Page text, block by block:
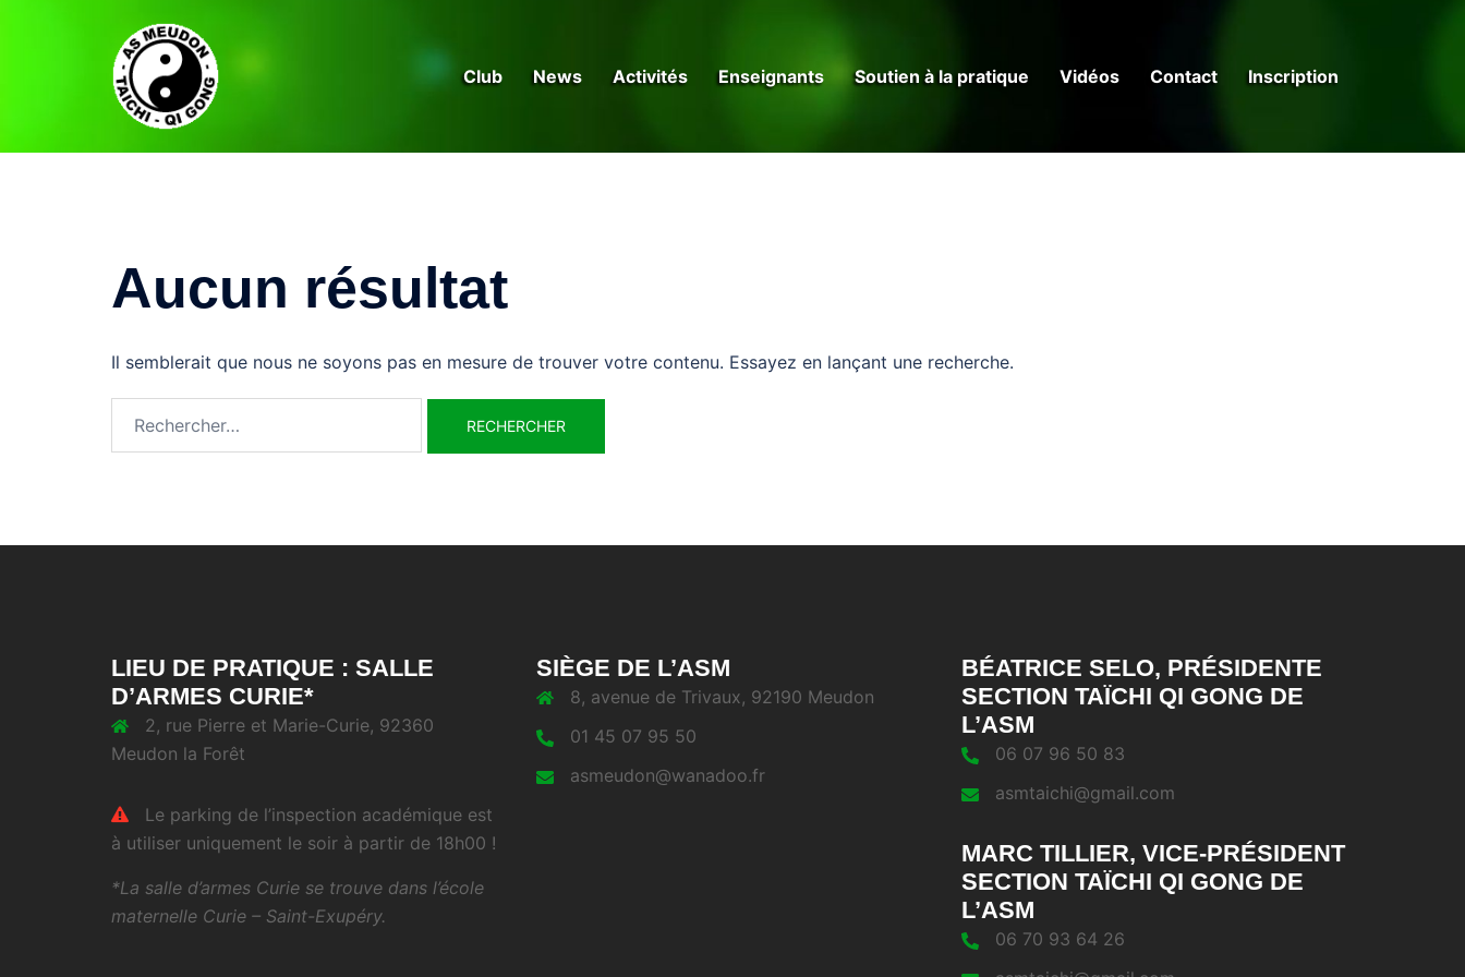
Club News Activités Enseignants Soutien à la pratique Vidéos Contact Inscription
Aucun résultat
Il semblerait que nous ne soyons pas en mesure de trouver votre contenu. Essayez en lançant une recherche.
LIEU DE PRATIQUE : SALLE
D’ARMES CURIE*
2, rue Pierre et Marie-Curie, 92360
Meudon la Forêt
Le parking de l’inspection académique est
à utiliser uniquement le soir à partir de 18h00 !
*La salle d’armes Curie se trouve dans l’école
maternelle Curie – Saint-Exupéry.
SIÈGE DE L’ASM
8, avenue de Trivaux, 92190 Meudon
01 45 07 95 50
asmeudon@wanadoo.fr
BÉATRICE SELO, PRÉSIDENTE
SECTION TAÏCHI QI GONG DE
L’ASM
06 07 96 50 83
asmtaichi@gmail.com
MARC TILLIER, VICE-PRÉSIDENT
SECTION TAÏCHI QI GONG DE
L’ASM
06 70 93 64 26